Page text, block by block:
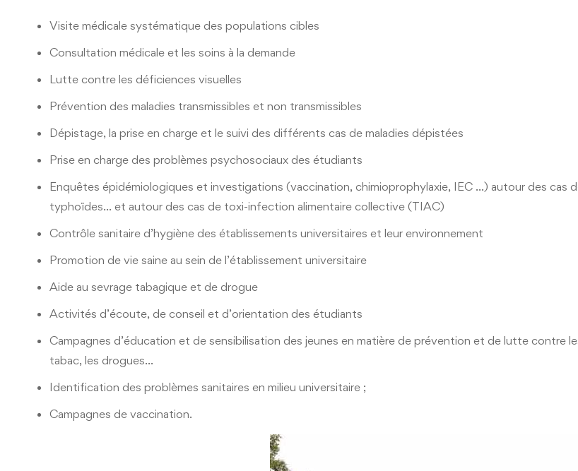
Visite médicale systématique des populations cibles
Consultation médicale et les soins à la demande
Lutte contre les déficiences visuelles
Prévention des maladies transmissibles et non transmissibles
Dépistage, la prise en charge et le suivi des différents cas de maladies dépistées
Prise en charge des problèmes psychosociaux des étudiants
Enquêtes épidémiologiques et investigations (vaccination, chimioprophylaxie, IEC …) autour des cas
typhoïdes… et autour des cas de toxi-infection alimentaire collective (TIAC)
Contrôle sanitaire d’hygiène des établissements universitaires et leur environnement
Promotion de vie saine au sein de l’établissement universitaire
Aide au sevrage tabagique et de drogue
Activités d’écoute, de conseil et d’orientation des étudiants
Campagnes d’éducation et de sensibilisation des jeunes en matière de prévention et de lutte contre
tabac, les drogues…
Identification des problèmes sanitaires en milieu universitaire ;
Campagnes de vaccination.